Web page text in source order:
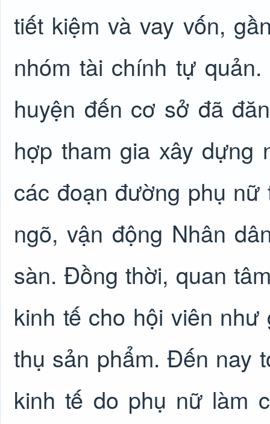
tiết kiệm và vay vốn,
nhóm tài chính tự quản.
huyện đến cơ sở đã
hợp tham gia xây dựng
các đoạn đường phụ
ngõ, vận động Nhân
sàn. Đồng thời, quan
kinh tế cho hội viên
thụ sản phẩm. Đến nay
kinh tế do phụ nữ làm